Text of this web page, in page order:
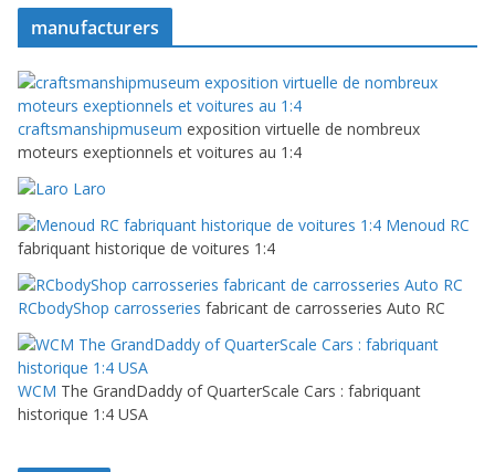
manufacturers
craftsmanshipmuseum exposition virtuelle de nombreux
moteurs exeptionnels et voitures au 1:4
Laro
Menoud RC
fabriquant historique de voitures 1:4
RCbodyShop carrosseries fabricant de carrosseries Auto RC
WCM The GrandDaddy of QuarterScale Cars : fabriquant
historique 1:4 USA